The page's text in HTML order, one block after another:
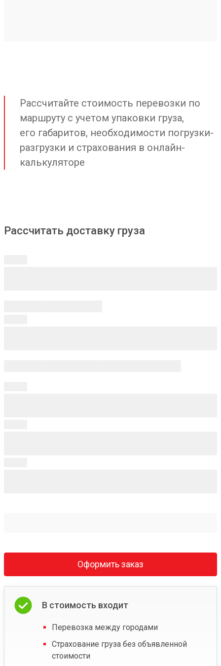
Рассчитайте стоимость перевозки по
маршруту с учетом упаковки груза,
его габаритов, необходимости погрузки-
разгрузки и страхования в онлайн-
калькуляторе
Рассчитать доставку груза
Оформить заказ
В стоимость входит
Перевозка между городами
Страхование груза без объявленной
стоимости